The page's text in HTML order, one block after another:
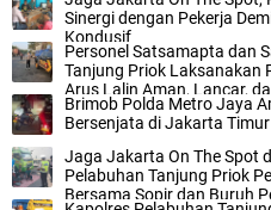
Sinergi dengan Pekerja
Kondusif
Personel Satsamapta dan
Tanjung Priok Laksanakan
Arus Lalin Aman, Lancar,
Brimob Polda Metro Jaya
Bersenjata di Jakarta Timur
Jaga Jakarta On The Spot
Pelabuhan Tanjung Priok
Bersama Sopir dan Buruh